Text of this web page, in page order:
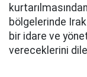
bölgelerinde
bir idare ve
vereceklerini